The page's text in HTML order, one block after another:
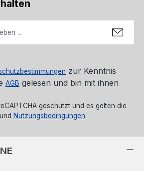
zur Kenntnis
AGB gelesen und bin mit ihnen
geschützt und es gelten die
und Nutzungsbedingungen.